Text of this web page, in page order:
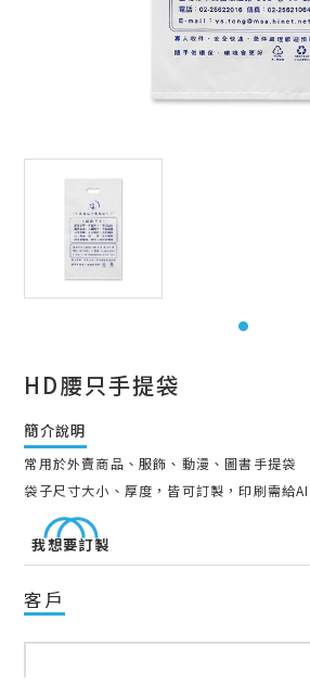
HD腰只手提袋
簡介說明
常用於外賣商品、服飾、動漫、圖書手提袋
袋子尺寸大小、厚度，皆可訂製，印刷需給
我想要訂製
客戶